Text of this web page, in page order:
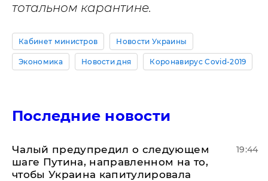
тотальном карантине.
Кабинет министров Новости Украины
Экономика Новости дня Коронавирус Covid-2019
Последние новости
Чалый предупредил о следующем
шаге Путина, направленном на то,
чтобы Украина капитулировала
19:44